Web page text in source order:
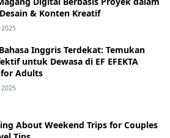
& Konten Kreatif
Inggris Terdekat: Temukan
untuk Dewasa di EF EFEKTA
Adults
About Weekend Trips for Couples